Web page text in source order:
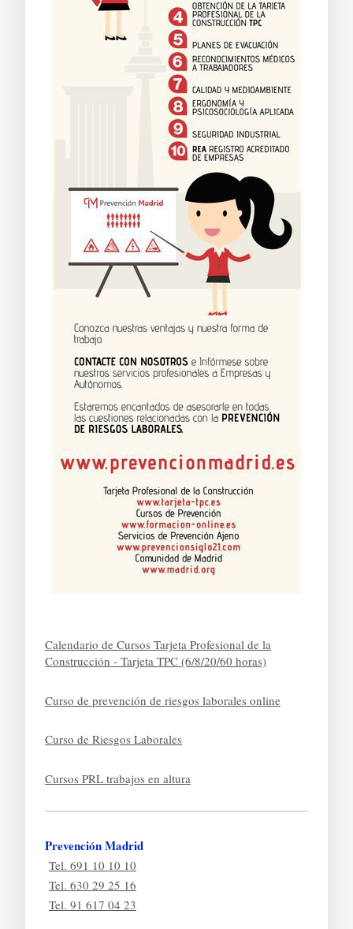
Calendario de Cursos Tarjeta Profesional de la
Construcción - Tarjeta TPC (6/8/20/60 horas)
Curso de prevención de riesgos laborales online
Curso de Riesgos Laborales
Cursos PRL trabajos en altura
Prevención Madrid
Tel. 691 10 10 10
Tel. 630 29 25 16
Tel. 91 617 04 23